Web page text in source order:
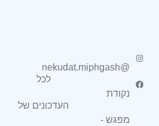
@nekudat.miphgash
נקודת
מפגש -
לכל
העדכונים של